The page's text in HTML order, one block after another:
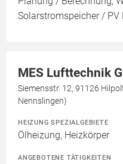
Solarstromspeicher / PV
MES Lufttechnik
Siemensstr. 12, 91126
Nennslingen)
HEIZUNG SPEZIALGEBIETE
Ölheizung, Heizkörper
ANGEBOTENE TÄTIGKEITEN